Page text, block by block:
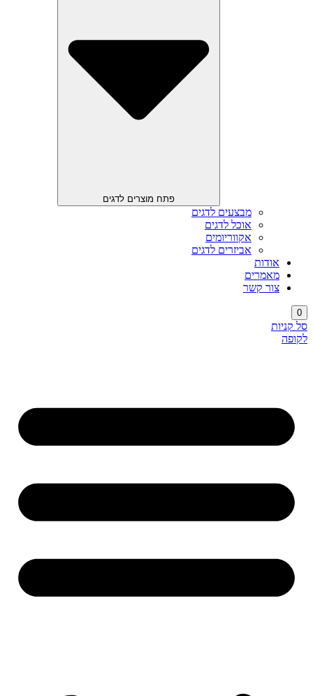
פתח מוצרים לדגים
מבצעים לדגים
אוכל לדגים
אקווריומים
אביזרים לדגים
אודות
מאמרים
צור קשר
0
סל קניות
לקופה